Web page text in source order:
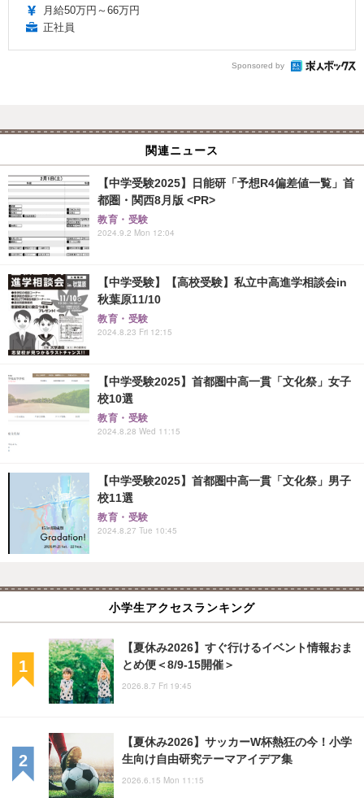
月給50万円～66万円
正社員
Sponsored by
関連ニュース
【中学受験2025】日能研「予想R4偏差値一覧」首
都圏・関西8月版 <PR>
教育・受験
2024.9.2 Mon 12:04
【中学受験】【高校受験】私立中高進学相談会in
秋葉原11/10
教育・受験
2024.8.23 Fri 12:15
【中学受験2025】首都圏中高一貫「文化祭」女子
校10選
教育・受験
2024.8.28 Wed 11:15
【中学受験2025】首都圏中高一貫「文化祭」男子
校11選
教育・受験
2024.8.27 Tue 10:45
小学生アクセスランキング
【夏休み2026】すぐ行けるイベント情報おま
とめ便＜8/9-15開催＞
2026.8.7 Fri 19:45
【夏休み2026】サッカーW杯熱狂の今！小学
生向け自由研究テーマアイデア集
2026.6.15 Mon 11:15